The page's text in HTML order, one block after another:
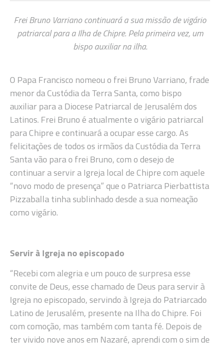
Frei Bruno Varriano continuará a sua missão de vigário
patriarcal para a Ilha de Chipre. Pela primeira vez, um
bispo auxiliar na ilha.
O Papa Francisco nomeou o frei Bruno Varriano, frade
menor da Custódia da Terra Santa, como bispo
auxiliar para a Diocese Patriarcal de Jerusalém dos
Latinos. Frei Bruno é atualmente o vigário patriarcal
para Chipre e continuará a ocupar esse cargo. As
felicitações de todos os irmãos da Custódia da Terra
Santa vão para o frei Bruno, com o desejo de
continuar a servir a Igreja local de Chipre com aquele
“novo modo de presença” que o Patriarca Pierbattista
Pizzaballa tinha sublinhado desde a sua nomeação
como vigário.
Servir à Igreja no episcopado
“Recebi com alegria e um pouco de surpresa esse
convite de Deus, esse chamado de Deus para servir à
Igreja no episcopado, servindo à Igreja do Patriarcado
Latino de Jerusalém, presente na Ilha do Chipre. Foi
com comoção, mas também com tanta fé. Depois de
ter vivido nove anos em Nazaré, aprendi com o sim de